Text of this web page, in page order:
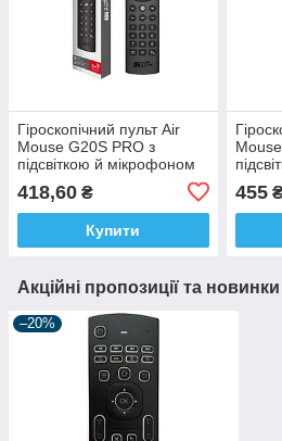
Гіроскопічний пульт Air
Mouse G20S PRO з
підсвіткою й мікрофоном
418,60 ₴
Купити
455
Акційні пропозиції та новинки
–20%